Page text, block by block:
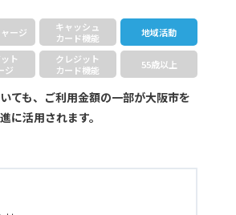
ージ
キャッシュ
カード機能
地域活動
ト
ジ
クレジット
カード機能
55歳以上
ても、ご利用金額の一部が大阪市を
に活用されます。